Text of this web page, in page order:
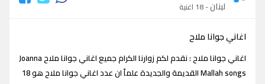
لبنان- 18 اغنية
اغاني جوانا ملاح
اغاني جوانا ملاح : نقدم لكم زوارنا الكرام جميع اغاني جوانا ملاح Joanna
Mallah songs القديمة والجديدة علماً ان عدد اغاني جوانا ملاح هو 18